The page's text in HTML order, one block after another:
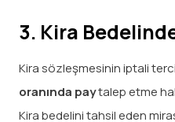
3. Kira
Kira sözleşmesinin iptali
oranında paytalep etme
Kira bedelini tahsil eden